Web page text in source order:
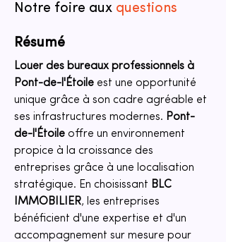
Notre foire aux questions
Résumé
Louer des bureaux professionnels à
Pont-de-l'Étoile est une opportunité
unique grâce à son cadre agréable et
ses infrastructures modernes. Pont-
de-l'Étoile offre un environnement
propice à la croissance des
entreprises grâce à une localisation
stratégique. En choisissant BLC
IMMOBILIER, les entreprises
bénéficient d'une expertise et d'un
accompagnement sur mesure pour